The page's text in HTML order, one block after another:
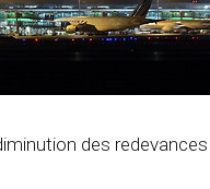
des